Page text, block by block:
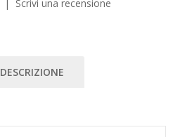
| Scrivi una recensione
DESCRIZIONE